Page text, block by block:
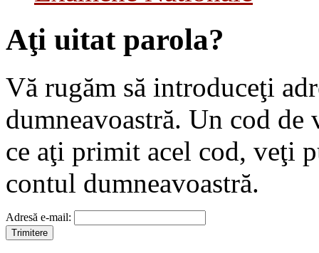
Aţi uitat parola?
Vă rugăm să introduceţi
dumneavoastră. Un cod
ce aţi primit acel cod, veţi
contul dumneavoastră.
Adresă e-mail: